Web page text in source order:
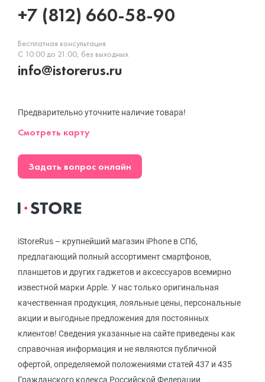
iStoreRus – крупнейший магазин iPhone в СПб,
предлагающий полный ассортимент смартфонов,
планшетов и других гаджетов и аксессуаров всемирно
известной марки Apple. У нас только оригинальная
качественная продукция, лояльные цены, персональные
акции и выгодные предложения для постоянных
клиентов! Сведения указанные на сайте приведены как
справочная информация и не являются публичной
офертой, определяемой положениями статей 437 и 435
Гражданского кодекса Российской Федерации
+7 (812) 660-58-90
Бесплатная консультация
С 10:00 до 21:00, без выходных
info@istorerus.ru
Предварительно уточните наличие товара!
Смотреть карту
Задать вопрос онлайн